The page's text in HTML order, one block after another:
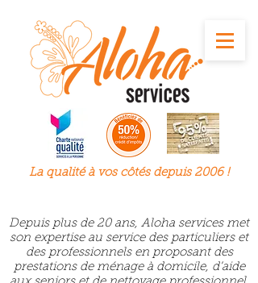
La qualité à voscôtés depuis 2006 !
Depuis plus de 20 ans, Aloha services met
son expertise au service des particuliers et
des professionnels en proposant des
prestations de ménage à domicile, d’aide